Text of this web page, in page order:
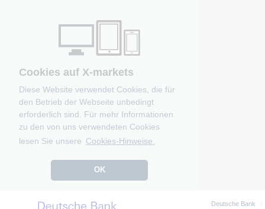
Cookies auf X-markets
Diese Website verwendet Cookies, die für
den Betrieb der Webseite unbedingt
erforderlich sind. Für mehr Informationen
zu den von uns verwendeten Cookies
lesen Sie unsere Cookies-Hinweise.
OK
Deutsche Bank